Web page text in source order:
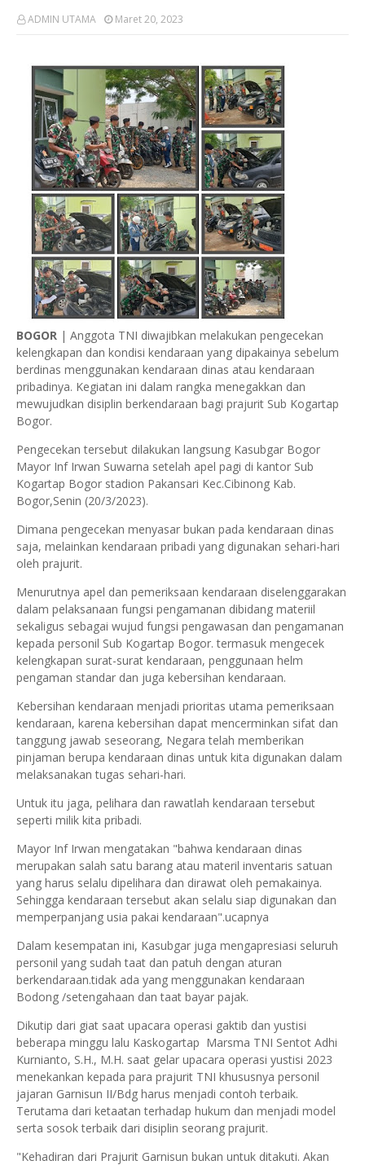
ADMIN UTAMA Maret 20, 2023
BOGOR | Anggota TNI diwajibkan melakukan pengecekan
kelengkapan dan kondisi kendaraan yang dipakainya sebelum
berdinas menggunakan kendaraan dinas atau kendaraan
pribadinya. Kegiatan ini dalam rangka menegakkan dan
mewujudkan disiplin berkendaraan bagi prajurit Sub Kogartap
Bogor.
Pengecekan tersebut dilakukan langsung Kasubgar Bogor
Mayor Inf Irwan Suwarna setelah apel pagi di kantor Sub
Kogartap Bogor stadion Pakansari Kec.Cibinong Kab.
Bogor,Senin (20/3/2023).
Dimana pengecekan menyasar bukan pada kendaraan dinas
saja, melainkan kendaraan pribadi yang digunakan sehari-hari
oleh prajurit.
Menurutnya apel dan pemeriksaan kendaraan diselenggarakan
dalam pelaksanaan fungsi pengamanan dibidang materiil
sekaligus sebagai wujud fungsi pengawasan dan pengamanan
kepada personil Sub Kogartap Bogor. termasuk mengecek
kelengkapan surat-surat kendaraan, penggunaan helm
pengaman standar dan juga kebersihan kendaraan.
Kebersihan kendaraan menjadi prioritas utama pemeriksaan
kendaraan, karena kebersihan dapat mencerminkan sifat dan
tanggung jawab seseorang, Negara telah memberikan
pinjaman berupa kendaraan dinas untuk kita digunakan dalam
melaksanakan tugas sehari-hari.
Untuk itu jaga, pelihara dan rawatlah kendaraan tersebut
seperti milik kita pribadi.
Mayor Inf Irwan mengatakan "bahwa kendaraan dinas
merupakan salah satu barang atau materil inventaris satuan
yang harus selalu dipelihara dan dirawat oleh pemakainya.
Sehingga kendaraan tersebut akan selalu siap digunakan dan
memperpanjang usia pakai kendaraan".ucapnya
Dalam kesempatan ini, Kasubgar juga mengapresiasi seluruh
personil yang sudah taat dan patuh dengan aturan
berkendaraan.tidak ada yang menggunakan kendaraan
Bodong /setengahaan dan taat bayar pajak.
Dikutip dari giat saat upacara operasi gaktib dan yustisi
beberapa minggu lalu Kaskogartap Marsma TNI Sentot Adhi
Kurnianto, S.H., M.H. saat gelar upacara operasi yustisi 2023
menekankan kepada para prajurit TNI khususnya personil
jajaran Garnisun II/Bdg harus menjadi contoh terbaik.
Terutama dari ketaatan terhadap hukum dan menjadi model
serta sosok terbaik dari disiplin seorang prajurit.
"Kehadiran dari Prajurit Garnisun bukan untuk ditakuti. Akan